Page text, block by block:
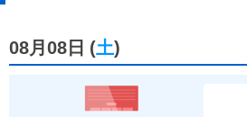
08月08日 (土)